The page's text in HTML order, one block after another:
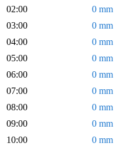
02:00
0 mm
03:00
0 mm
04:00
0 mm
05:00
0 mm
06:00
0 mm
07:00
0 mm
08:00
0 mm
09:00
0 mm
10:00
0 mm